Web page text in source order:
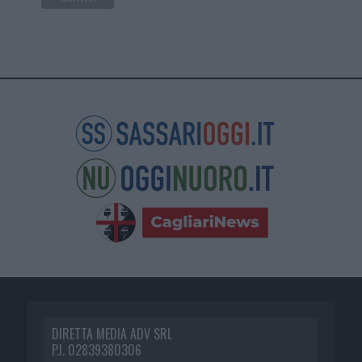
DIRETTA MEDIA ADV SRL
P.I. 02839380306